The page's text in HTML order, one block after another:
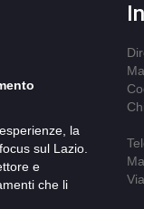
la
sul Lazio.
e
che li